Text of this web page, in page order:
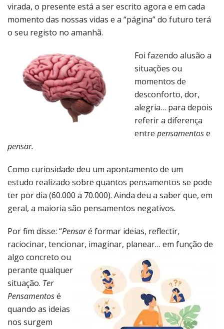
virada, o presente está a ser escrito agora e em cada
momento das nossas vidas e a “página” do futuro terá
o seu registo no amanhã.
Foi fazendo alusão a
situações ou
momentos de
desconforto, dor,
alegria… para depois
referir a diferença
entre pensamentose
pensar.
Como curiosidade deu um apontamento de um
estudo realizado sobre quantos pensamentos se pode
ter por dia (60.000 a 70.000). Ainda deu a saber que, em
geral, a maioria são pensamentos negativos.
Por fim disse: “Pensaré formar ideias, reflectir,
raciocinar, tencionar, imaginar, planear… em função de
algo concreto ou
perante qualquer
situação. Ter
Pensamentosé
quando as ideias
nos surgem